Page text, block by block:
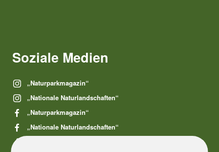
Soziale Medien
„Naturparkmagazin“
„Nationale Naturlandschaften“
„Naturparkmagazin“
„Nationale Naturlandschaften“